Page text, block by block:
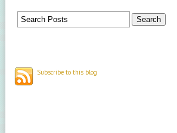
Subscribe to this blog